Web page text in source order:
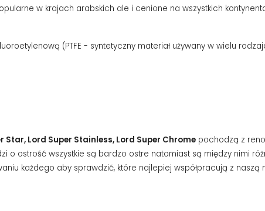
w krajach arabskich ale i cenione na wszystkich
(PTFE - syntetyczny materiał używany w wielu
Star, Lord Super Stainless, Lord Super Chrome pochodzą z
ostrość wszystkie są bardzo ostre natomiast są między nimi
każdego aby sprawdzić, które najlepiej współpracują z